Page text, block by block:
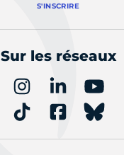
S'INSCRIRE
Sur les réseaux